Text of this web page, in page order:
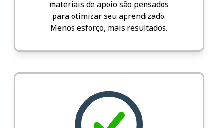
materiais de apoio são pensados
para otimizar seu aprendizado.
Menos esforço, mais resultados.